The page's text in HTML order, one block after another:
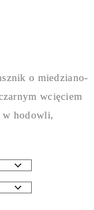
o miedziano-
wcięciem
w hodowli,